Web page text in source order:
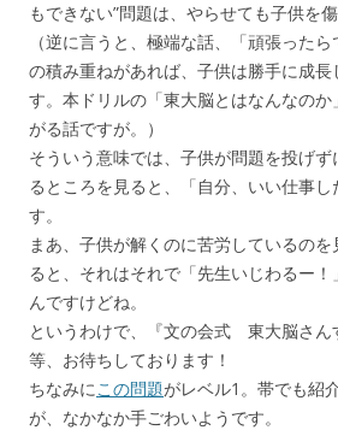
もできない”問題は、やらせても子供を
（逆に言うと、極端な話、「頑張った
の積み重ねがあれば、子供は勝手に成長
す。本ドリルの「東大脳とはなんなの
がる話ですが。）
そういう意味では、子供が問題を投げ
るところを見ると、「自分、いい仕事
す。
まあ、子供が解くのに苦労しているの
ると、それはそれで「先生いじわるー
んですけどね。
というわけで、『文の会式 東大脳さん
等、お待ちしております！
ちなみにこの問題がレベル1。帯でも紹
が、なかなか手ごわいようです。